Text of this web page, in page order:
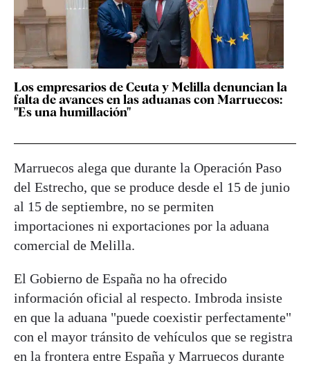
Los empresarios de Ceuta y Melilla denuncian la
falta de avances en las aduanas con Marruecos:
"Es una humillación"
Marruecos alega que durante la Operación Paso
del Estrecho, que se produce desde el 15 de junio
al 15 de septiembre, no se permiten
importaciones ni exportaciones por la aduana
comercial de Melilla.
El Gobierno de España no ha ofrecido
información oficial al respecto. Imbroda insiste
en que la aduana "puede coexistir perfectamente"
con el mayor tránsito de vehículos que se registra
en la frontera entre España y Marruecos durante